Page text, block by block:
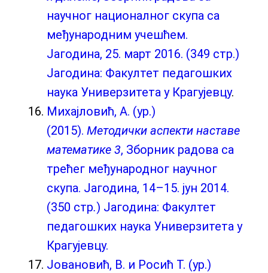
научног националног скупа са
међународним учешћем.
Јагодина, 25. март 2016. (349 стр.)
Јагодина: Факултет педагошких
наука Универзитета у Крагујевцу.
Михајловић, А. (ур.)
(2015). Методички аспекти наставе
математике 3, Зборник радова са
трећег међународног научног
скупа. Јагодина, 14–15. јун 2014.
(350 стр.) Јагодина: Факултет
педагошких наука Универзитета у
Крагујевцу.
Јовановић, В. и Росић Т. (ур.)